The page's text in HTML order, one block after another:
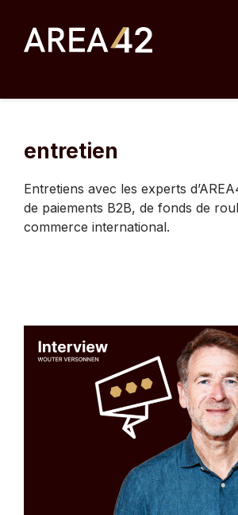
content
entretien
Entretiens avec les experts
de paiements B2B, de fonds de
commerce international.